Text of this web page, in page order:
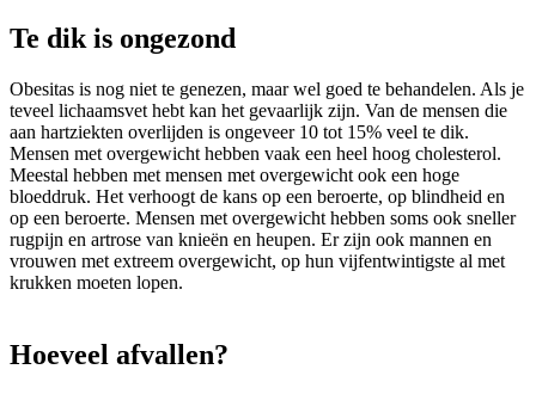
Te dik is ongezond
Obesitas is nog niet te genezen, maar wel goed te behandelen. Als je
teveel lichaamsvet hebt kan het gevaarlijk zijn. Van de mensen die
aan hartziekten overlijden is ongeveer 10 tot 15% veel te dik.
Mensen met overgewicht hebben vaak een heel hoog cholesterol.
Meestal hebben met mensen met overgewicht ook een hoge
bloeddruk. Het verhoogt de kans op een beroerte, op blindheid en
op een beroerte. Mensen met overgewicht hebben soms ook sneller
rugpijn en artrose van knieën en heupen. Er zijn ook mannen en
vrouwen met extreem overgewicht, op hun vijfentwintigste al met
krukken moeten lopen.
Hoeveel afvallen?